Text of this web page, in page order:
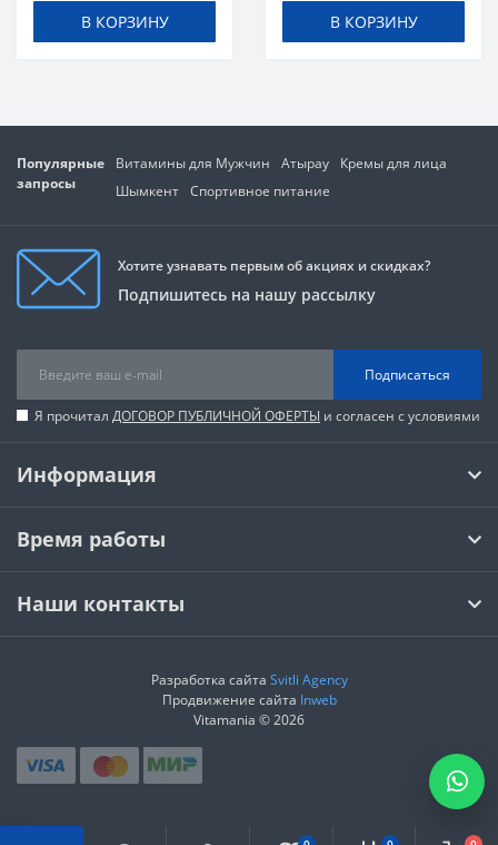
В КОРЗИНУ В КОРЗИНУ
Популярные
запросы
Витамины для Мужчин Атырау
Кремы для лица
Шымкент
Спортивное питание
Хотите узнавать первым об акциях и скидках?
Подпишитесь на нашу рассылку
Подписаться
Я прочитал ДОГОВОР ПУБЛИЧНОЙ ОФЕРТЫ и согласен с условиями
Информация
Время работы
Наши контакты
Разработка сайта Svitli Agency
Продвижение сайта Inweb
Vitamania © 2026